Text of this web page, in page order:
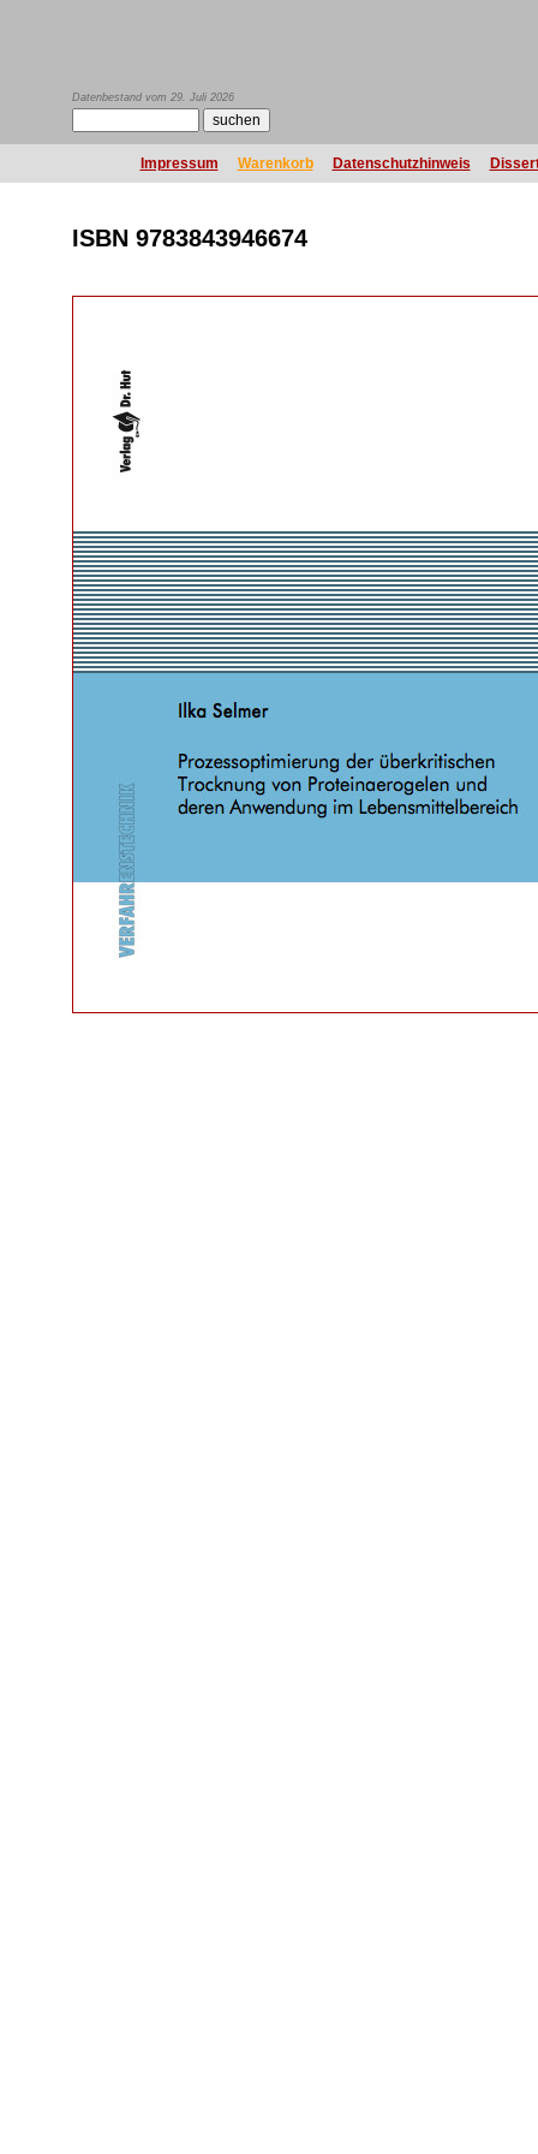
Datenbestand vom 29. Juli 2026
Impressum Warenkorb Datenschutzhinweis
ISBN 9783843946674